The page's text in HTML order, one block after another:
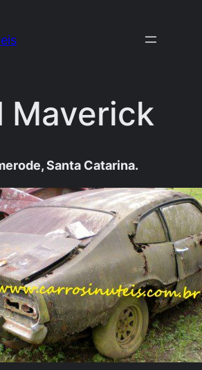
Maverick
Santa Catarina.